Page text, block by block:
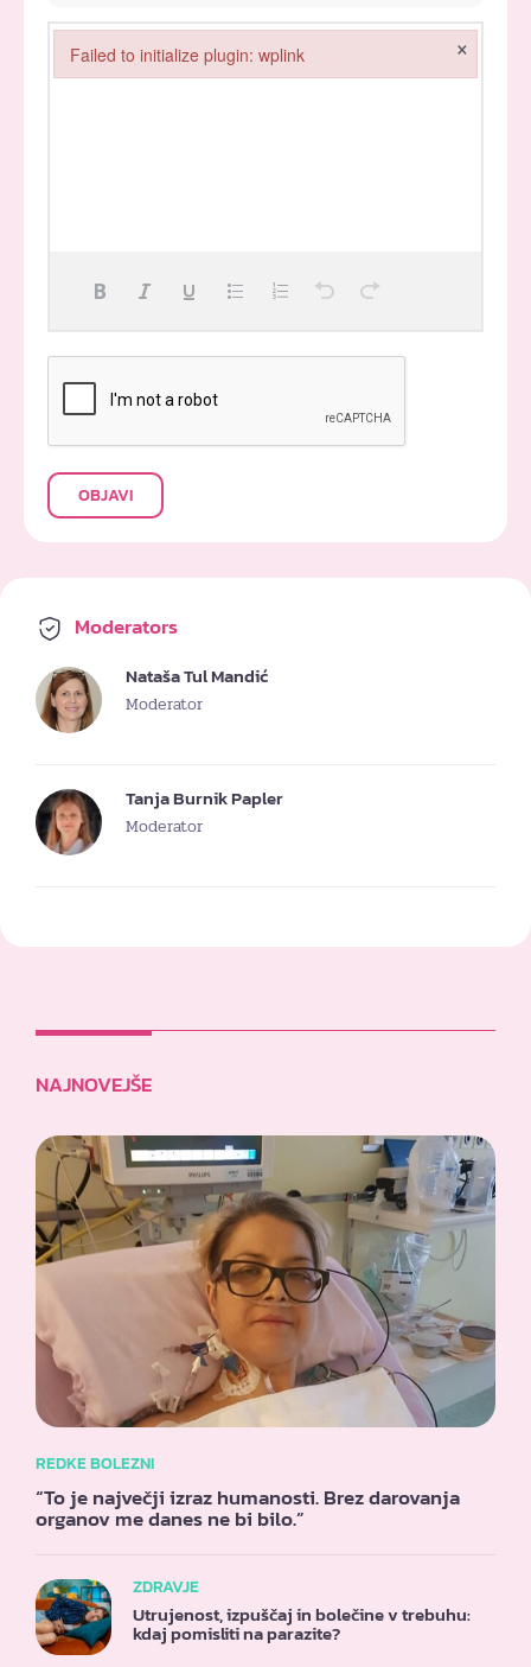
OBJAVI
Moderators
Nataša Tul Mandić
Moderator
Tanja Burnik Papler
Moderator
NAJNOVEJŠE
REDKE BOLEZNI
“To je največji izraz humanosti. Brez darovanja
organov me danes ne bi bilo.”
ZDRAVJE
Utrujenost, izpuščaj in bolečine v trebuhu:
kdaj pomisliti na parazite?
Failed to initialize plugin: wplink ×
Failed to initialize plugin: wplink